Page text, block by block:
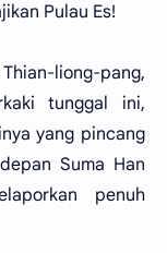
Pulau Es!
liong-pang,
tunggal ini,
yang pincang
Suma Han
penuh